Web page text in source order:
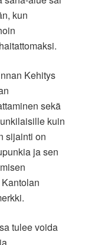
kun
Kehitys
sekä
kuin
sijainti on
ja sen
tulee voida